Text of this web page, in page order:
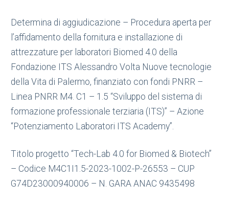
Determina di aggiudicazione – Procedura aperta per
l’affidamento della fornitura e installazione di
attrezzature per laboratori Biomed 4.0 della
Fondazione ITS Alessandro Volta Nuove tecnologie
della Vita di Palermo, finanziato con fondi PNRR –
Linea PNRR M4. C1 – 1.5 “Sviluppo del sistema di
formazione professionale terziaria (ITS)” – Azione
“Potenziamento Laboratori ITS Academy”.
Titolo progetto “Tech-Lab 4.0 for Biomed & Biotech”
– Codice M4C1I1.5-2023-1002-P-26553 – CUP
G74D23000940006 – N. GARA ANAC 9435498